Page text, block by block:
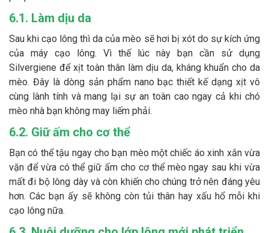
6.1. Làm dịu da
Sau khi cạo lông thì da của mèo sẽ hơi bị xót do sự kích ứng
của máy cạo lông. Vì thế lúc này bạn cần sử dụng
Silvergiene để xịt toàn thân làm dịu da, kháng khuẩn cho da
mèo. Đây là dòng sản phẩm nano bạc thiết kế dạng xịt vô
cùng lành tính và mang lại sự an toàn cao ngay cả khi chó
mèo nhà bạn không may liếm phải.
6.2. Giữ ấm cho cơ thể
Bạn có thể tậu ngay cho bạn mèo một chiếc áo xinh xắn vừa
vặn để vừa có thể giữ ấm cho cơ thể mèo ngay sau khi vừa
mất đi bộ lông dày và còn khiến cho chúng trở nên đáng yêu
hơn. Các bạn ấy sẽ không còn tủi thân hay xấu hổ mỗi khi
cạo lông nữa.